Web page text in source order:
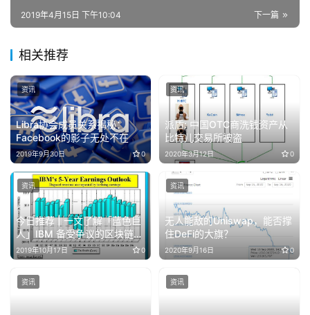
下一篇
2019年4月15日 下午10:04
相关推荐
Libra协会成员关系揭秘：
Facebook的影子无处不在
2019年9月30日 0
资讯
派盾: 中国OTC商洗钱资产从
比特儿交易所被盗
2020年3月12日 0
资讯
今日推荐 | 一文了解「蓝色巨
人」IBM 备受争议的区块链布
局之路
2019年10月17日 0
资讯
无人能敌的Uniswap，能否撑
住DeFi的大旗？
2020年9月16日 0
资讯
资讯 资讯